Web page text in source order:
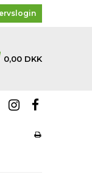
0,00 DKK